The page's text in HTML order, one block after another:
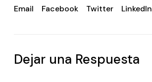
Email Facebook Twitter LinkedIn
Dejar una Respuesta